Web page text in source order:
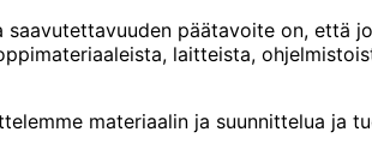
saavutettavuuden päätavoite on, että
laitteista,
materiaalin ja suunnittelua ja